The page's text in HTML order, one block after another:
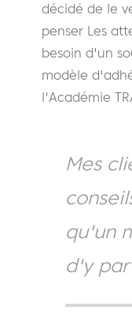
décidé de le
penser Les
besoin d'un
modèle
l'Académie
Mes
qu'un
d'y